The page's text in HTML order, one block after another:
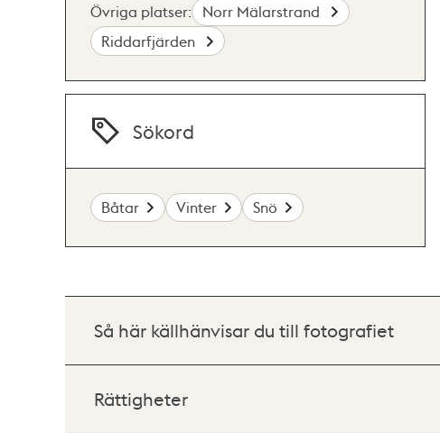
Övriga platser:
Norr Mälarstrand
Riddarfjärden
Sökord
Båtar Vinter Snö
Så här källhänvisar du till fotografiet
Rättigheter